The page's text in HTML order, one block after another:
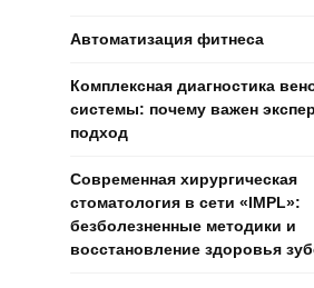
Автоматизация фитнеса
Комплексная диагностика
системы: почему важен
подход
Современная хирургическая
стоматология в сети «IMPL»:
безболезненные методики и
восстановление здоровья